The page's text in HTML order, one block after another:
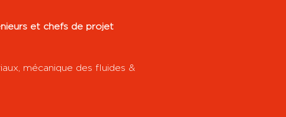
et chefs de projet
mécanique des fluides &